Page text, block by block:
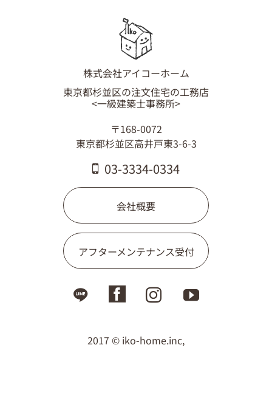
株式会社アイコーホーム
東京都杉並区の注文住宅の工務店
<一級建築士事務所>
〒168-0072
東京都杉並区高井戸東3-6-3
03-3334-0334
会社概要
アフターメンテナンス受付
2017 © iko-home.inc,